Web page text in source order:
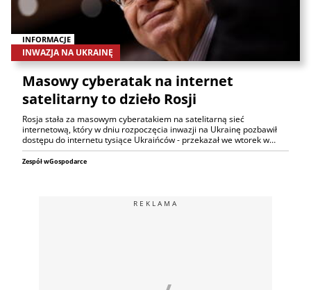
INFORMACJE
INWAZJA NA UKRAINĘ
Masowy cyberatak na internet
satelitarny to dzieło Rosji
Rosja stała za masowym cyberatakiem na satelitarną sieć
internetową, który w dniu rozpoczęcia inwazji na Ukrainę pozbawił
dostępu do internetu tysiące Ukraińców - przekazał we wtorek w…
Zespół wGospodarce
REKLAMA